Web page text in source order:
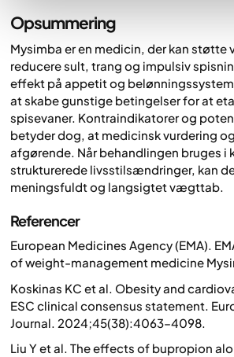
Opsummering
Mysimba er en medicin, der kan
reducere sult, trang og impulsiv
effekt på appetit og
at skabe gunstige betingelser for at
spisevaner. Kontraindikatorer og
betyder dog, at medicinsk vurdering
afgørende. Når behandlingen bruges i
strukturerede livsstilsændringer, kan
meningsfuldt og langsigtet vægttab.
Referencer
European Medicines Agency (EMA).
of weight-management medicine
Koskinas KC et al. Obesity and
ESC clinical consensus statement .
Journal. 2024;45(38):4063–4098.
Liu Y et al. The effects of bupropion